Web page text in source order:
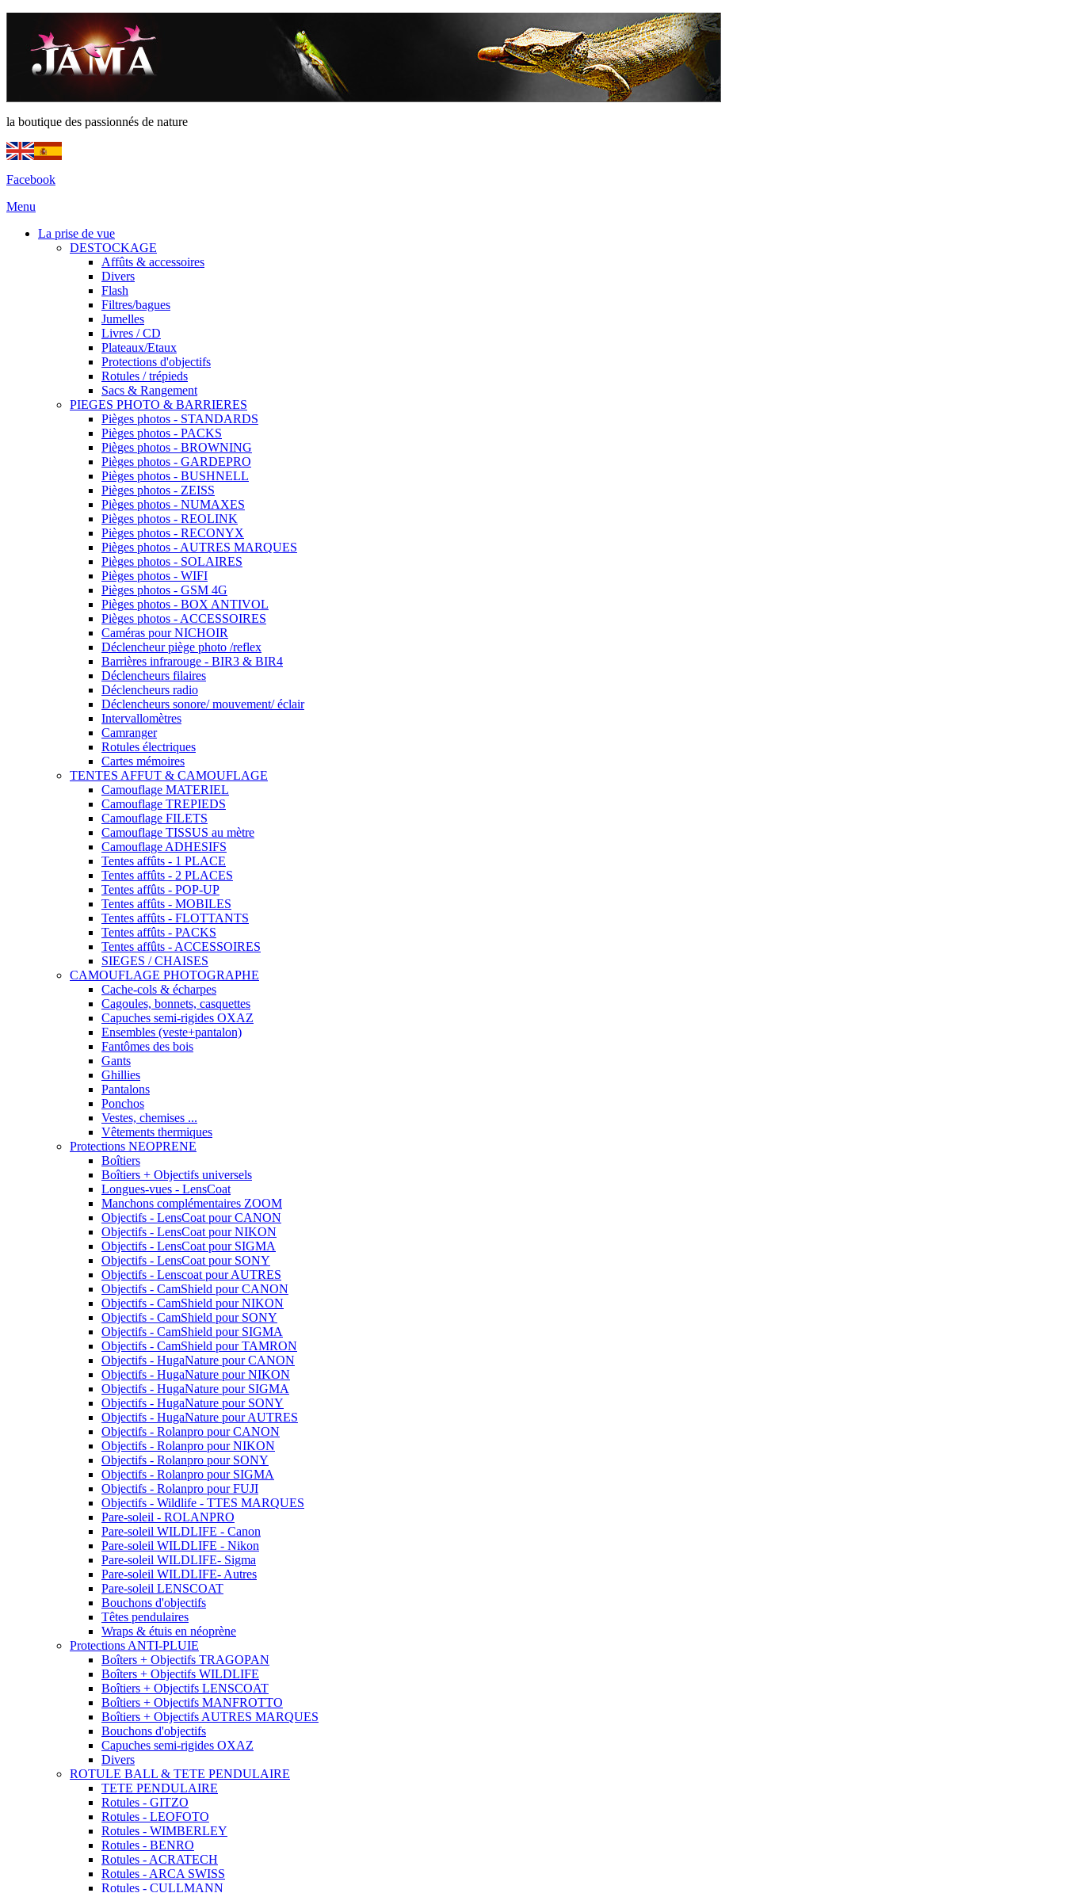
la boutique des passionnés de nature
Facebook
Menu
La prise de vue
DESTOCKAGE
Affûts & accessoires
Divers
Flash
Filtres/bagues
Jumelles
Livres / CD
Plateaux/Etaux
Protections d'objectifs
Rotules / trépieds
Sacs & Rangement
PIEGES PHOTO & BARRIERES
Pièges photos - STANDARDS
Pièges photos - PACKS
Pièges photos - BROWNING
Pièges photos - GARDEPRO
Pièges photos - BUSHNELL
Pièges photos - ZEISS
Pièges photos - NUMAXES
Pièges photos - REOLINK
Pièges photos - RECONYX
Pièges photos - AUTRES MARQUES
Pièges photos - SOLAIRES
Pièges photos - WIFI
Pièges photos - GSM 4G
Pièges photos - BOX ANTIVOL
Pièges photos - ACCESSOIRES
Caméras pour NICHOIR
Déclencheur piège photo /reflex
Barrières infrarouge - BIR3 & BIR4
Déclencheurs filaires
Déclencheurs radio
Déclencheurs sonore/ mouvement/ éclair
Intervallomètres
Camranger
Rotules électriques
Cartes mémoires
TENTES AFFUT & CAMOUFLAGE
Camouflage MATERIEL
Camouflage TREPIEDS
Camouflage FILETS
Camouflage TISSUS au mètre
Camouflage ADHESIFS
Tentes affûts - 1 PLACE
Tentes affûts - 2 PLACES
Tentes affûts - POP-UP
Tentes affûts - MOBILES
Tentes affûts - FLOTTANTS
Tentes affûts - PACKS
Tentes affûts - ACCESSOIRES
SIEGES / CHAISES
CAMOUFLAGE PHOTOGRAPHE
Cache-cols & écharpes
Cagoules, bonnets, casquettes
Capuches semi-rigides OXAZ
Ensembles (veste+pantalon)
Fantômes des bois
Gants
Ghillies
Pantalons
Ponchos
Vestes, chemises ...
Vêtements thermiques
Protections NEOPRENE
Boîtiers
Boîtiers + Objectifs universels
Longues-vues - LensCoat
Manchons complémentaires ZOOM
Objectifs - LensCoat pour CANON
Objectifs - LensCoat pour NIKON
Objectifs - LensCoat pour SIGMA
Objectifs - LensCoat pour SONY
Objectifs - Lenscoat pour AUTRES
Objectifs - CamShield pour CANON
Objectifs - CamShield pour NIKON
Objectifs - CamShield pour SONY
Objectifs - CamShield pour SIGMA
Objectifs - CamShield pour TAMRON
Objectifs - HugaNature pour CANON
Objectifs - HugaNature pour NIKON
Objectifs - HugaNature pour SIGMA
Objectifs - HugaNature pour SONY
Objectifs - HugaNature pour AUTRES
Objectifs - Rolanpro pour CANON
Objectifs - Rolanpro pour NIKON
Objectifs - Rolanpro pour SONY
Objectifs - Rolanpro pour SIGMA
Objectifs - Rolanpro pour FUJI
Objectifs - Wildlife - TTES MARQUES
Pare-soleil - ROLANPRO
Pare-soleil WILDLIFE - Canon
Pare-soleil WILDLIFE - Nikon
Pare-soleil WILDLIFE- Sigma
Pare-soleil WILDLIFE- Autres
Pare-soleil LENSCOAT
Bouchons d'objectifs
Têtes pendulaires
Wraps & étuis en néoprène
Protections ANTI-PLUIE
Boîters + Objectifs TRAGOPAN
Boîters + Objectifs WILDLIFE
Boîtiers + Objectifs LENSCOAT
Boîtiers + Objectifs MANFROTTO
Boîtiers + Objectifs AUTRES MARQUES
Bouchons d'objectifs
Capuches semi-rigides OXAZ
Divers
ROTULE BALL & TETE PENDULAIRE
TETE PENDULAIRE
Rotules - GITZO
Rotules - LEOFOTO
Rotules - WIMBERLEY
Rotules - BENRO
Rotules - ACRATECH
Rotules - ARCA SWISS
Rotules - CULLMANN